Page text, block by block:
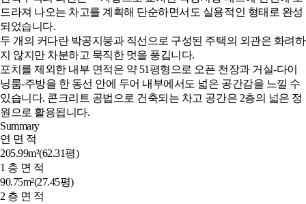
드라져 나오는 차고를 계획해 단순하면서도 실용적인 형태로 완성
되었습니다.
두 개의 커다란 박공지붕과 직선으로 구성된 주택의 외관은 화려하
지 않지만 차분하고 묵직한 멋을 풍깁니다.
포치를 제외한 내부 면적은 약 51평형으로 오픈 천장과 거실-다이
닝룸-주방을 한 동선 안에 두어 내부에서도 넓은 공간감을 느낄 수
있습니다. 콘크리트 공법으로 건축되는 차고 공간은 2층의 넓은 정
원으로 활용됩니다.
Summary
연 면 적
205.99m²(62.31평)
1 층 면 적
90.75m²(27.45평)
2 층 면 적